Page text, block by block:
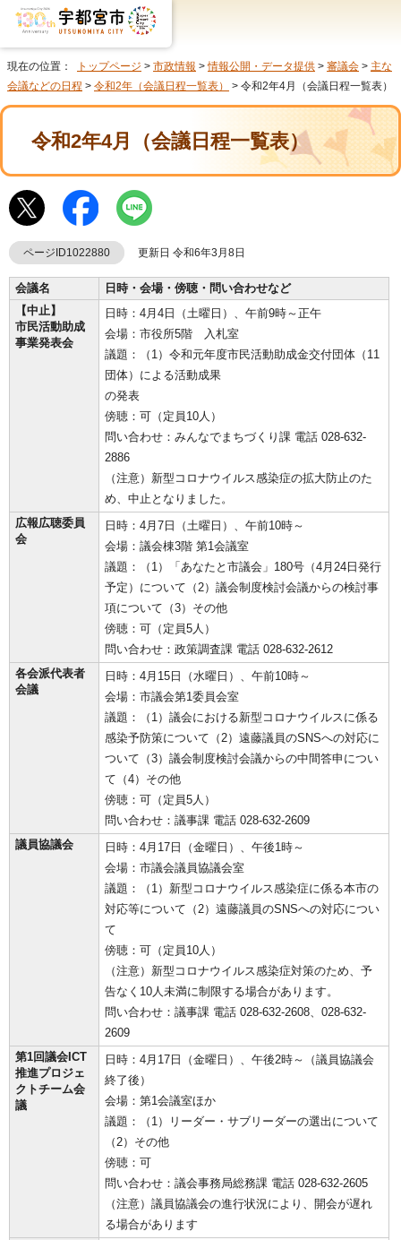
現在の位置： トップページ > 市政情報 >情報公開・データ提供 > 審議会 > 主な
会議などの日程 > 令和2年（会議日程一覧表） > 令和2年4月（会議日程一覧表）
令和2年4月（会議日程一覧表）
ページID1022880 更新日 令和6年3月8日
会議名
日時・会場・傍聴・問い合わせなど
【中止】
市民活動助成
事業発表会
日時：4月4日（土曜日）、午前9時～正午
会場：市役所5階 入札室
議題：（1）令和元年度市民活動助成金交付団体（11
団体）による活動成果
の発表
傍聴：可（定員10人）
問い合わせ：みんなでまちづくり課 電話 028-632-
2886
（注意）新型コロナウイルス感染症の拡大防止のた
め、中止となりました。
広報広聴委員
会
日時：4月7日（土曜日）、午前10時～
会場：議会棟3階 第1会議室
議題：（1）「あなたと市議会」180号（4月24日発行
予定）について（2）議会制度検討会議からの検討事
項について（3）その他
傍聴：可（定員5人）
問い合わせ：政策調査課 電話 028-632-2612
各会派代表者
会議
日時：4月15日（水曜日）、午前10時～
会場：市議会第1委員会室
議題：（1）議会における新型コロナウイルスに係る
感染予防策について（2）遠藤議員のSNSへの対応に
ついて（3）議会制度検討会議からの中間答申につい
て（4）その他
傍聴：可（定員5人）
問い合わせ：議事課 電話 028-632-2609
議員協議会
日時：4月17日（金曜日）、午後1時～
会場：市議会議員協議会室
議題：（1）新型コロナウイルス感染症に係る本市の
対応等について（2）遠藤議員のSNSへの対応につい
て
傍聴：可（定員10人）
（注意）新型コロナウイルス感染症対策のため、予
告なく10人未満に制限する場合があります。
問い合わせ：議事課 電話 028-632-2608、028-632-
2609
第1回議会ICT
推進プロジェ
クトチーム会
議
日時：4月17日（金曜日）、午後2時～（議員協議会
終了後）
会場：第1会議室ほか
議題：（1）リーダー・サブリーダーの選出について
（2）その他
傍聴：可
問い合わせ：議会事務局総務課 電話 028-632-2605
（注意）議員協議会の進行状況により、開会が遅れ
る場合があります